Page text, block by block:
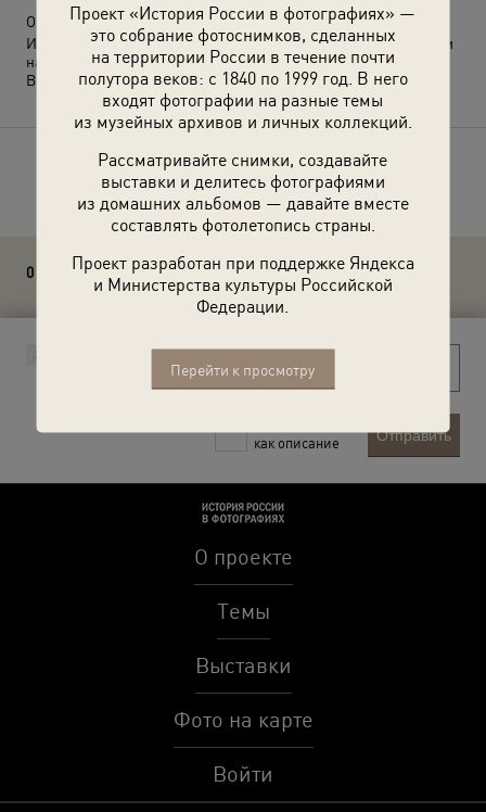
Проект «История России в фотографиях» —
это собрание фотоснимков, сделанных
на территории России в течение почти
полутора веков: с 1840 по 1999 год. В него
входят фотографии на разные темы
из музейных архивов и личных коллекций.
Рассматривайте снимки, создавайте
выставки и делитесь фотографиями
из домашних альбомов — давайте вместе
составлять фотолетопись страны.
Проект разработан при поддержке Яндекса
и Министерства культуры Российской
Федерации.
Перейти к просмотру
О фотографии:
Из альбома фотографий «Сухаревский рынок в его прошлом и
настоящем».
Выставка«Москва из Музея Москвы» с этой фотографией.
Расскажите друзьям об этом фото
0 комментариев
как описание
Отправить
О проекте
Темы
Выставки
Фото на карте
Войти